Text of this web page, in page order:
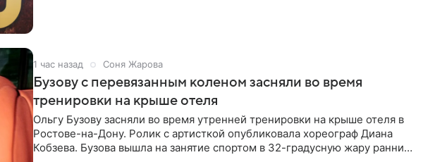
1 час назад Соня Жарова
Бузову с перевязанным коленом засняли во время
тренировки на крыше отеля
Ольгу Бузову засняли во время утренней тренировки на крыше отеля в
Ростове-на-Дону. Ролик с артисткой опубликовала хореограф Диана
Кобзева. Бузова вышла на занятие спортом в 32-градусную жару ранним